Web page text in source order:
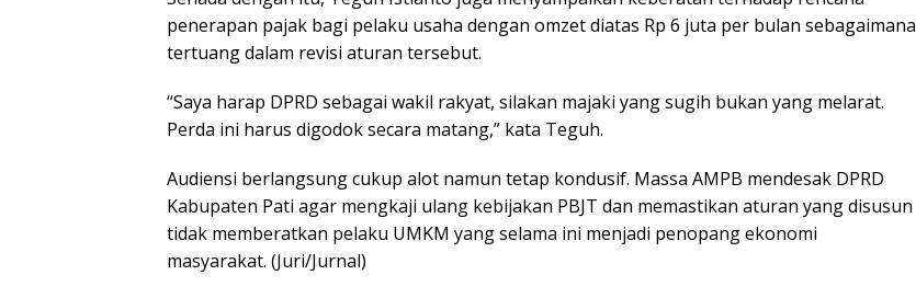
penerapan pajak bagi pelaku usaha dengan omzet diatas Rp 6 juta per bulan sebagaimana
tertuang dalam revisi aturan tersebut.
“Saya harap DPRD sebagai wakil rakyat, silakan majaki yang sugih bukan yang melarat.
Perda ini harus digodok secara matang,” kata Teguh.
Audiensi berlangsung cukup alot namun tetap kondusif. Massa AMPB mendesak DPRD
Kabupaten Pati agar mengkaji ulang kebijakan PBJT dan memastikan aturan yang disusun
tidak memberatkan pelaku UMKM yang selama ini menjadi penopang ekonomi
masyarakat. (Juri/Jurnal)